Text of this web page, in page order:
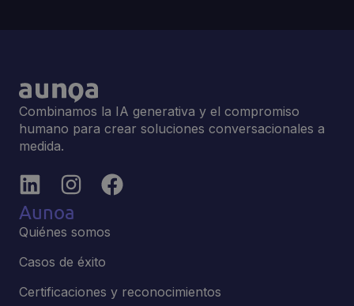
Combinamos la IA generativa y el compromiso
humano para crear soluciones conversacionales a
medida.
Aunoa
Quiénes somos
Casos de éxito
Certificaciones y reconocimientos